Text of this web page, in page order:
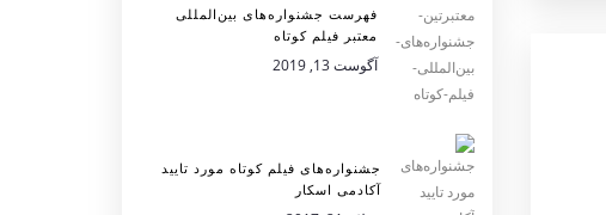
فهرست جشنواره‌های بین‌المللی
معتبر فیلم کوتاه
آگوست 13, 2019
جشنواره‌های فیلم کوتاه مورد تایید
آکادمی اسکار